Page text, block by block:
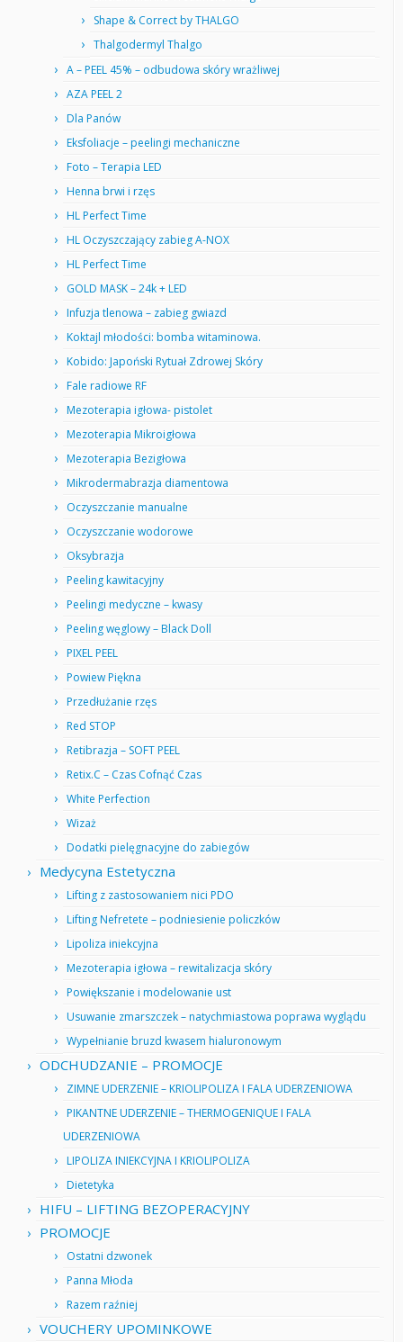
Shape & Correct by THALGO
Thalgodermyl Thalgo
A – PEEL 45% – odbudowa skóry wrażliwej
AZA PEEL 2
Dla Panów
Eksfoliacje – peelingi mechaniczne
Foto – Terapia LED
Henna brwi i rzęs
HL Perfect Time
HL Oczyszczający zabieg A-NOX
HL Perfect Time
GOLD MASK – 24k + LED
Infuzja tlenowa – zabieg gwiazd
Koktajl młodości: bomba witaminowa.
Kobido: Japoński Rytuał Zdrowej Skóry
Fale radiowe RF
Mezoterapia igłowa- pistolet
Mezoterapia Mikroigłowa
Mezoterapia Bezigłowa
Mikrodermabrazja diamentowa
Oczyszczanie manualne
Oczyszczanie wodorowe
Oksybrazja
Peeling kawitacyjny
Peelingi medyczne – kwasy
Peeling węglowy – Black Doll
PIXEL PEEL
Powiew Piękna
Przedłużanie rzęs
Red STOP
Retibrazja – SOFT PEEL
Retix.C – Czas Cofnąć Czas
White Perfection
Wizaż
Dodatki pielęgnacyjne do zabiegów
Medycyna Estetyczna
Lifting z zastosowaniem nici PDO
Lifting Nefretete – podniesienie policzków
Lipoliza iniekcyjna
Mezoterapia igłowa – rewitalizacja skóry
Powiększanie i modelowanie ust
Usuwanie zmarszczek – natychmiastowa poprawa wyglądu
Wypełnianie bruzd kwasem hialuronowym
ODCHUDZANIE – PROMOCJE
ZIMNE UDERZENIE – KRIOLIPOLIZA I FALA UDERZENIOWA
PIKANTNE UDERZENIE – THERMOGENIQUE I FALA
UDERZENIOWA
LIPOLIZA INIEKCYJNA I KRIOLIPOLIZA
Dietetyka
HIFU – LIFTING BEZOPERACYJNY
PROMOCJE
Ostatni dzwonek
Panna Młoda
Razem raźniej
VOUCHERY UPOMINKOWE